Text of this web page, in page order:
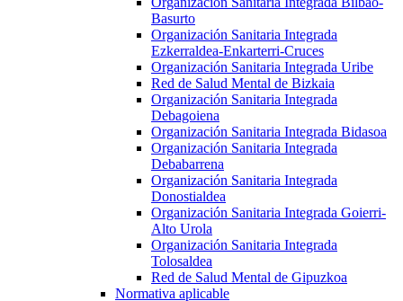
Basurto
Organización Sanitaria Integrada
Ezkerraldea-Enkarterri-Cruces
Organización Sanitaria Integrada Uribe
Red de Salud Mental de Bizkaia
Organización Sanitaria Integrada
Debagoiena
Organización Sanitaria Integrada Bidasoa
Organización Sanitaria Integrada
Debabarrena
Organización Sanitaria Integrada
Donostialdea
Organización Sanitaria Integrada Goierri-
Alto Urola
Organización Sanitaria Integrada
Tolosaldea
Red de Salud Mental de Gipuzkoa
Normativa aplicable